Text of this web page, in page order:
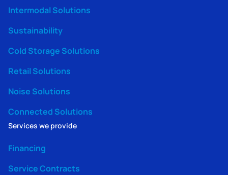
Intermodal Solutions
Sustainability
Cold Storage Solutions
Retail Solutions
Noise Solutions
Connected Solutions
Services we provide
Financing
Service Contracts